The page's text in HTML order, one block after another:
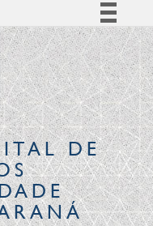
Simplifique!
Comunica BR
Participe
à informação
Legislação
CanaisDE